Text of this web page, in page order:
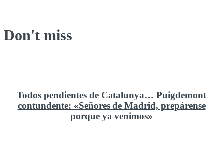
Don't miss
Todos pendientes de Catalunya… Puigdemont
contundente: «Señores de Madrid, prepárense
porque ya venimos»